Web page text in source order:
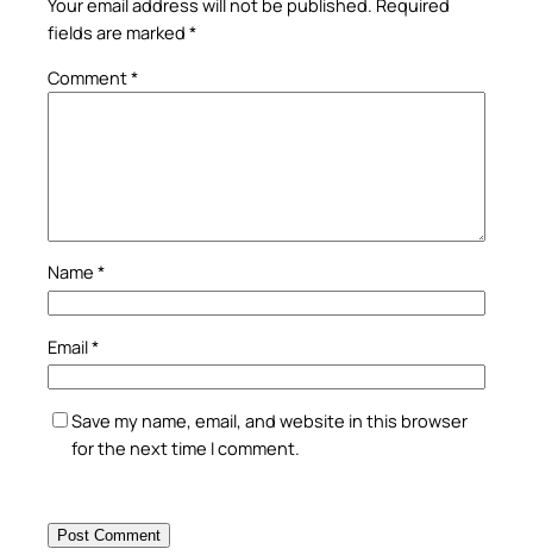
Your email address will not be published. Required
fields are marked *
Comment*
Name *
Email*
Save my name, email, and website in this browser
for the next time I comment.